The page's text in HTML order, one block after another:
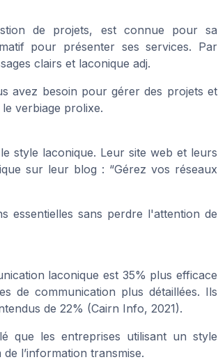
de projets, est connue pour sa
pour présenter ses services. Par
clairs et laconique adj.
avez besoin pour gérer des projets et
verbiage prolixe.
style laconique. Leur site web et leurs
sur leur blog : “Gérez vos réseaux
essentielles sans perdre l'attention de
laconique est 35% plus efficace
de communication plus détaillées. Ils
de 22% (Cairn Info, 2021).
que les entreprises utilisant un style
l’information transmise.